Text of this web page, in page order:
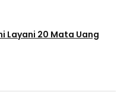
Layani 20 Mata Uang